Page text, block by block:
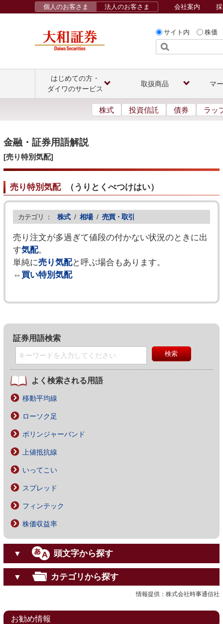
サイト内 株価
個人のお客さま 法人のお客さま 会社案内
はじめての方・
ダイワのサービス
取扱商品 マ
株式 投資信託 債券 ラッ
金融・証券用語解説
[売り特別気配]
売り特別気配（うりとくべつけはい）
カテゴリ ： 株式 / 相場 / 売買・取引
売り注文が多過ぎて値段の付かない状況のときに出
す気配。
単純に売り気配と呼ぶ場合もあります。
⇔ 買い特別気配
証券用語検索
よく検索される用語
移動平均線
ローソク足
ボリンジャーバンド
上値抵抗線
いってこい
スプレッド
フィンテック
株価収益率
▼ 頭文字から探す
▼ カテゴリから探す
情報提供：株式会社時事通信社
お勧め情報